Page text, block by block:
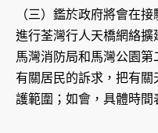
（三）鑑於政府將會在
進行荃灣行人天橋網絡擴
馬灣消防局和馬灣公園
有關居民的訴求，把有
護範圍；如會，具體時間